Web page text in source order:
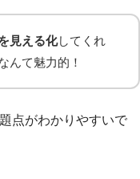
見える化してくれ
んて魅力的！
点がわかりやすいで